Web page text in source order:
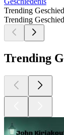
Trending
Trending
Trending